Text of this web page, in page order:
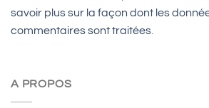
savoir plus sur la façon dont les
commentaires sont traitées
A PROPOS